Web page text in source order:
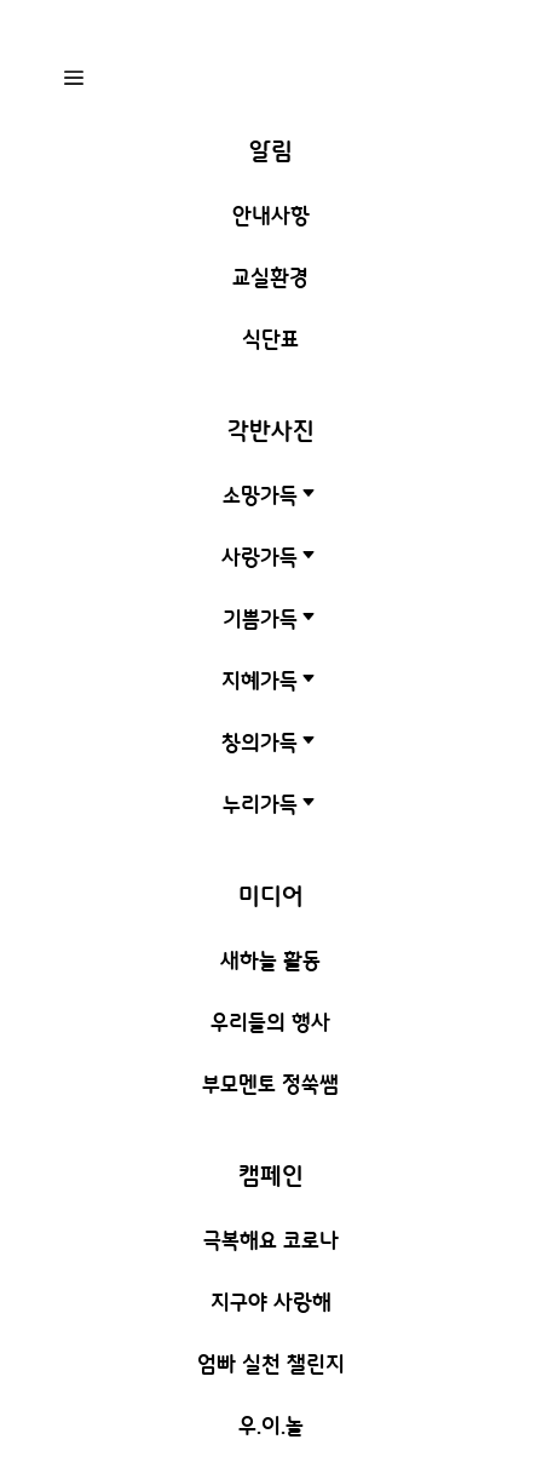
a
알림
안내사항
교실환경
식단표
각반사진
소망가득C
사랑가득 C
기쁨가득C
지혜가득 C
창의가득 C
누리가득C
미디어
새하늘 활동
우리들의 행사
부모멘토 정쑥쌤
캠페인
극복해요 코로나
지구야 사랑해
엄빠 실천 챌린지
우.이.놀